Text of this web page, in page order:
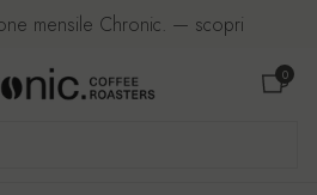
mensile Chronic. — scopri
Apri
0